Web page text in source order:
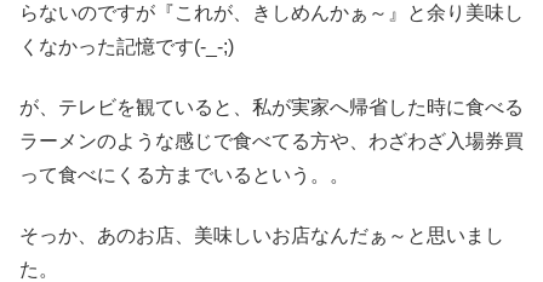
らないのですが『これが、きしめんかぁ～』と余り美味し
くなかった記憶です(-_-;)
が、テレビを観ていると、私が実家へ帰省した時に食べる
ラーメンのような感じで食べてる方や、わざわざ入場券買
って食べにくる方までいるという。。
そっか、あのお店、美味しいお店なんだぁ～と思いまし
た。